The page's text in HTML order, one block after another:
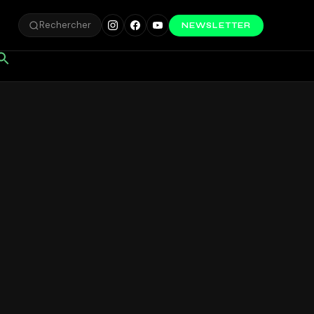
Rechercher NEWSLETTER